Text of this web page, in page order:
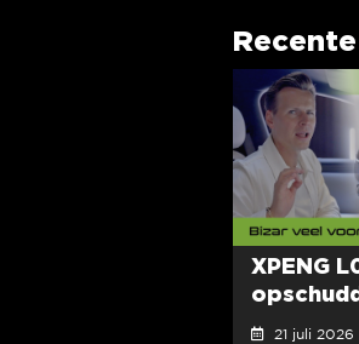
XPENG
21 juli 2026